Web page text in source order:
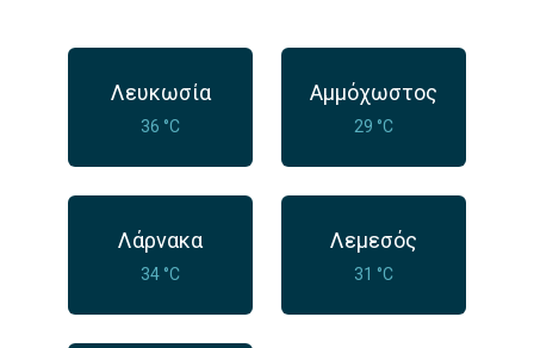
Λευκωσία
36 °C
Αμμόχωστος
29 °C
Λάρνακα
34 °C
Λεμεσός
31 °C